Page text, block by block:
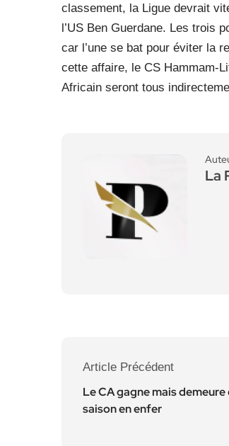
classement, la Ligue devrait
l’US Ben Guerdane. Les trois
car l’une se bat pour éviter la
cette affaire, le CS Hammam-
Africain seront tous
La
Article Précédent
Le CA gagne mais demeure
saison en enfer